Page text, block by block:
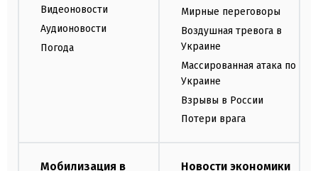
Видеоновости
Аудионовости
Погода
Мирные переговоры
Воздушная тревога в
Украине
Массированная атака по
Украине
Взрывы в России
Потери врага
Мобилизация в
Новости экономики